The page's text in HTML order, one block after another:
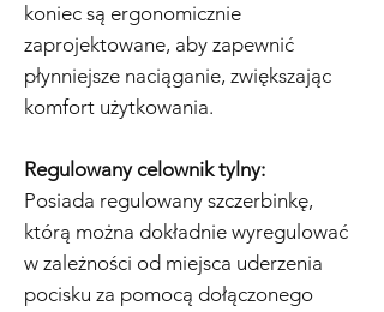
koniec są ergonomicznie
zaprojektowane, aby zapewnić
płynniejsze naciąganie, zwiększając
komfort użytkowania.
Regulowany celownik tylny:
Posiada regulowany szczerbinkę,
którą można dokładnie wyregulować
w zależności od miejsca uderzenia
pocisku za pomocą dołączonego